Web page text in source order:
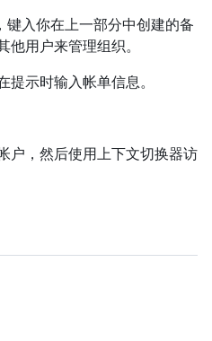
键入你在上一部分中创建的备
他用户来管理组织。
示时输入帐单信息。
户，然后使用上下文切换器访